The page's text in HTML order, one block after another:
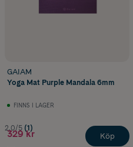
GAIAM
Yoga Mat Purple Mandala 6mm
FINNS I LAGER
2.0/5 (1)
329 kr Köp